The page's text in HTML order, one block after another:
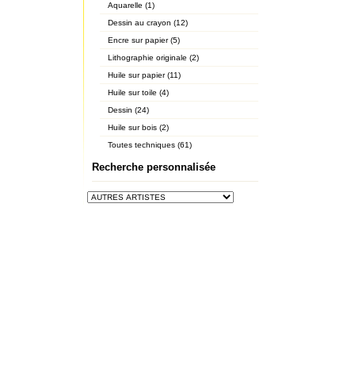
Aquarelle (1)
Dessin au crayon (12)
Encre sur papier (5)
Lithographie originale (2)
Huile sur papier (11)
Huile sur toile (4)
Dessin (24)
Huile sur bois (2)
Toutes techniques (61)
Recherche personnalisée